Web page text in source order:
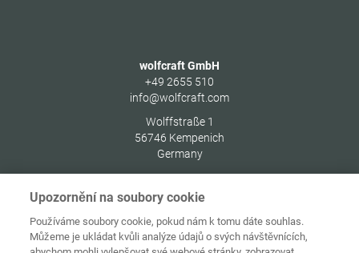
wolfcraft GmbH
+49 2655 510
info@wolfcraft.com
Wolffstraße 1
56746 Kempenich
Germany
Domovská
Ochrana
osobních
Upozornění na soubory cookie
Používáme soubory cookie, pokud nám k tomu dáte souhlas.
Můžeme je ukládat kvůli analýze údajů o svých návštěvnících,